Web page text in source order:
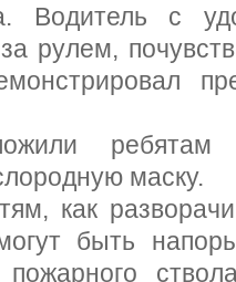
Водитель с
рулем,
ребятам
маску.
как
быть